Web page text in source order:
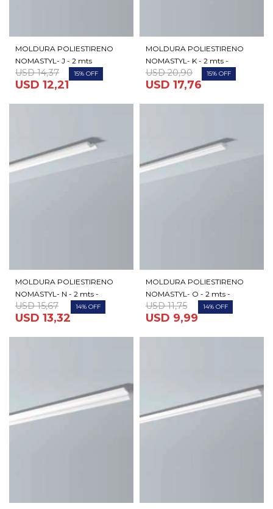
MOLDURA POLIESTIRENO
NOMASTYL- J - 2 mts
USD 12,21
USD 14,37 15
MOLDURA POLIESTIRENO
NOMASTYL- K - 2 mts -
USD 17,76
USD 20,90 15
MOLDURA POLIESTIRENO
NOMASTYL- N - 2 mts -
USD 13,32
USD 15,67 14
MOLDURA POLIESTIRENO
NOMASTYL- O - 2 mts -
USD 9,99
USD 11,75 14